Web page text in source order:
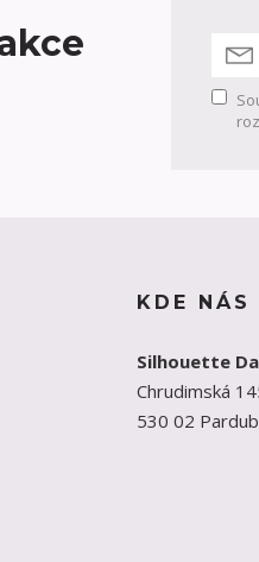
KDE NÁS
Silhouette
Chrudimská
530 02